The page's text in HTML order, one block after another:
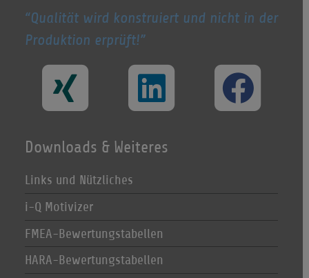
Qualität wird konstruiert und nicht in der
Produktion erprüft!
Downloads & Weiteres
Links und Nützliches
i-Q Motivizer
FMEA-Bewertungstabellen
HARA-Bewertungstabellen